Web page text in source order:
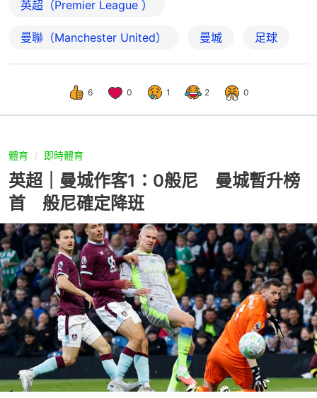
英超（Premier League ）
曼聯（Manchester United） 曼城 足球
6 0 1 2 0
體育 即時體育
英超｜曼城作客1：0般尼 曼城暫升榜
首 般尼確定降班